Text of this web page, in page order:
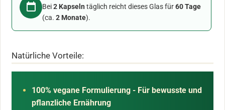
Bei2 Kapseln täglich reicht dieses Glas für60 Tage
(ca. 2 Monate).
Natürliche Vorteile:
100% vegane Formulierung - Für bewusste und
pflanzliche Ernährung